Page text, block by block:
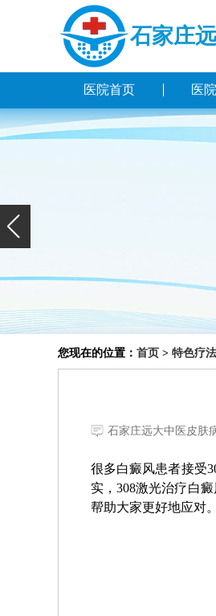
石家庄
医院首页 医
您现在的位置： 首页 > 特色疗法
石家庄远大中医皮肤
很多白癜风患者接受
实，308激光治疗白
帮助大家更好地应对。